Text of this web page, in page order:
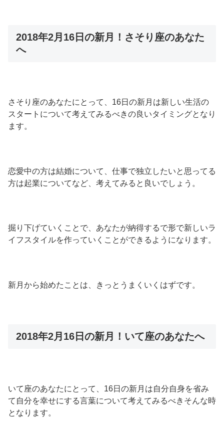
2018年2月16日の新月！さそり座のあなた
へ
さそり座のあなたにとって、16日の新月は新しい生活の
スタートについて考えてみるべきの良いタイミングとなり
ます。
恋愛中の方は結婚について、仕事で独立したいと思ってる
方は起業についてなど、考えてみると良いでしょう。
掘り下げていくことで、あなたが納得するで形で新しいラ
イフスタイルを作っていくことができるようになります。
新月から始めたことは、きっとうまくいくはずです。
2018年2月16日の新月！いて座のあなたへ
いて座のあなたにとって、16日の新月は自分自身を省み
て自分を幸せにする言葉について考えてみるべきそんな時
となります。